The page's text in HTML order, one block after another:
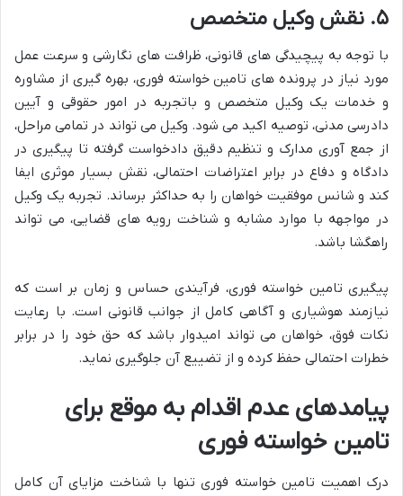
۵. نقش وکیل متخصص
با توجه به پیچیدگی های قانونی، ظرافت های نگارشی و سرعت عمل
مورد نیاز در پرونده های تامین خواسته فوری، بهره گیری از مشاوره
و خدمات یک وکیل متخصص و باتجربه در امور حقوقی و آیین
دادرسی مدنی، توصیه اکید می شود. وکیل می تواند در تمامی مراحل،
از جمع آوری مدارک و تنظیم دقیق دادخواست گرفته تا پیگیری در
دادگاه و دفاع در برابر اعتراضات احتمالی، نقش بسیار موثری ایفا
کند و شانس موفقیت خواهان را به حداکثر برساند. تجربه یک وکیل
در مواجهه با موارد مشابه و شناخت رویه های قضایی، می تواند
راهگشا باشد.
پیگیری تامین خواسته فوری، فرآیندی حساس و زمان بر است که
نیازمند هوشیاری و آگاهی کامل از جوانب قانونی است. با رعایت
نکات فوق، خواهان می تواند امیدوار باشد که حق خود را در برابر
خطرات احتمالی حفظ کرده و از تضییع آن جلوگیری نماید.
پیامدهای عدم اقدام به موقع برای
تامین خواسته فوری
درک اهمیت تامین خواسته فوری تنها با شناخت مزایای آن کامل